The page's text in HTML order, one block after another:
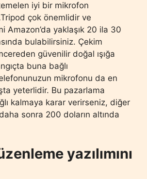
iyi bir mikrofon
çok önemlidir ve
Amazon’da yaklaşık 20 ila 30
bulabilirsiniz. Çekim
güvenilir doğal ışığa
buna bağlı
mikrofonu da en
yeterlidir. Bu pazarlama
kalmaya karar verirseniz, diğer
sonra 200 doların altında
yazılımını